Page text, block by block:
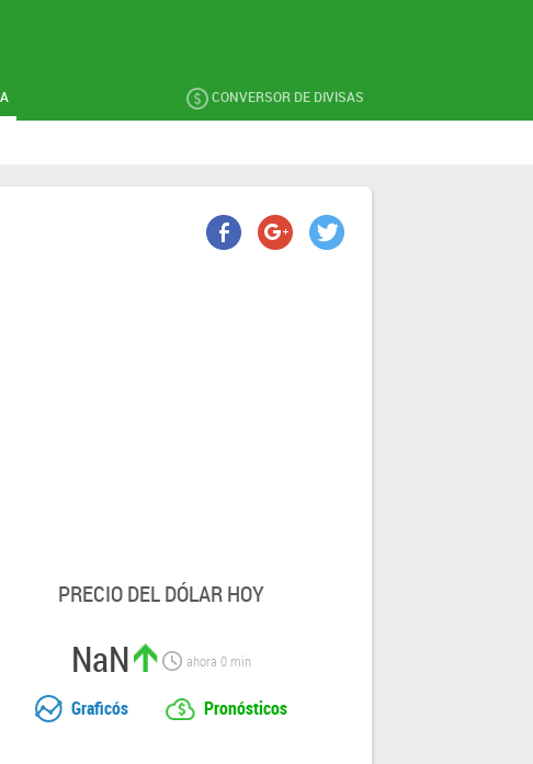
CONVERSOR DE DIVISAS
PRECIO DEL DÓLAR HOY
NaN ahora0 min
Graficós Pronósticos